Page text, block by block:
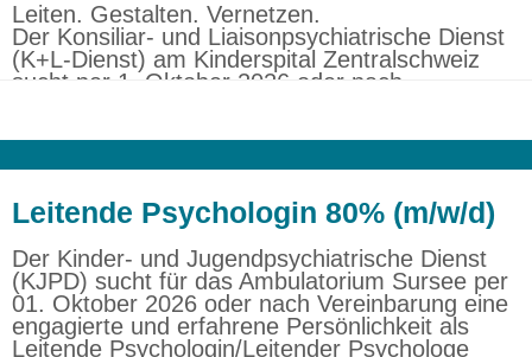
Leiten. Gestalten. Vernetzen.
Der Konsiliar- und Liaisonpsychiatrische Dienst
(K+L-Dienst) am Kinderspital Zentralschweiz
sucht per 1. Oktober 2026 oder nach
die fachliche Leitung eines hochspezialisierten
gemeinsam mit den pädiatrischen
Fachbereichen die konsiliarpsychiatrische
Versorgung von Kindern, Jugendlichen und
ihren Familien aktiv mit.
Leitende Psychologin 80% (m/w/d)
Der Kinder- und Jugendpsychiatrische Dienst
(KJPD) sucht für das Ambulatorium Sursee per
01. Oktober 2026 oder nach Vereinbarung eine
engagierte und erfahrene Persönlichkeit als
Leitende Psychologin/Leitender Psychologe